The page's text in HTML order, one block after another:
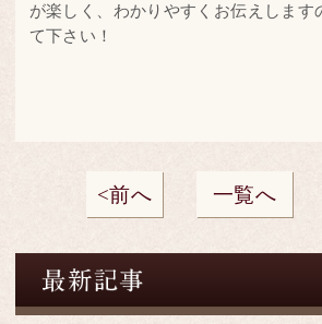
が楽しく、わかりやすくお伝えします
て下さい！
前へ 一覧へ